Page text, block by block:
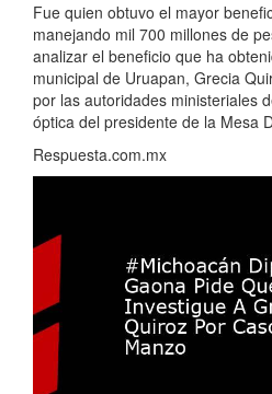
Fue quien obtuvo el mayor
manejando mil 700 millones de
analizar el beneficio que ha
municipal de Uruapan, Grecia
por las autoridades ministeriales
óptica del presidente de la Mesa
Respuesta.com.mx